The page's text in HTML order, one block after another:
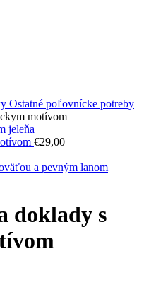
Ostatné poľovnícke potreby
motívom
€29,00
doklady s